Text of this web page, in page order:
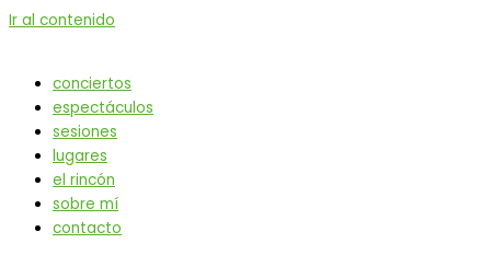
Ir al contenido
conciertos
espectáculos
sesiones
lugares
el rincón
sobre mí
contacto